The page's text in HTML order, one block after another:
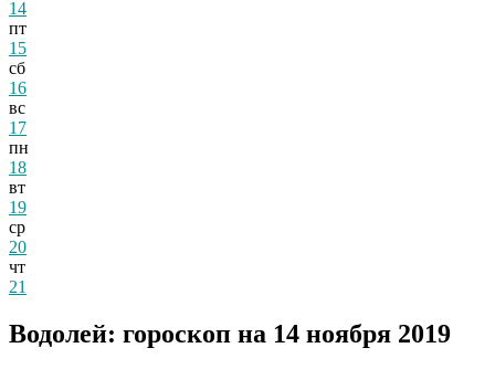
14
пт
15
сб
16
вс
17
пн
18
вт
19
ср
20
чт
21
Водолей: гороскоп на 14 ноября 2019